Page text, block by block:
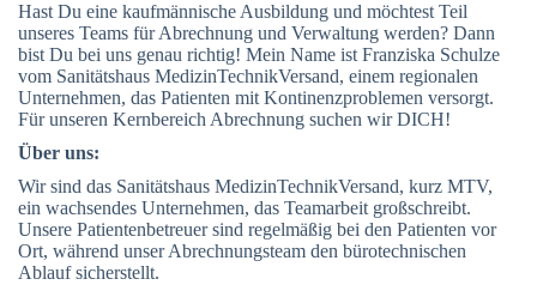
Hast Du eine kaufmännische Ausbildung und möchtest Teil
unseres Teams für Abrechnung und Verwaltung werden? Dann
bist Du bei uns genau richtig! Mein Name ist Franziska Schulze
vom Sanitätshaus MedizinTechnikVersand, einem regionalen
Unternehmen, das Patienten mit Kontinenzproblemen versorgt.
Für unseren Kernbereich Abrechnung suchen wir DICH!
Über uns:
Wir sind das Sanitätshaus MedizinTechnikVersand, kurz MTV,
ein wachsendes Unternehmen, das Teamarbeit großschreibt.
Unsere Patientenbetreuer sind regelmäßig bei den Patienten vor
Ort, während unser Abrechnungsteam den bürotechnischen
Ablauf sicherstellt.